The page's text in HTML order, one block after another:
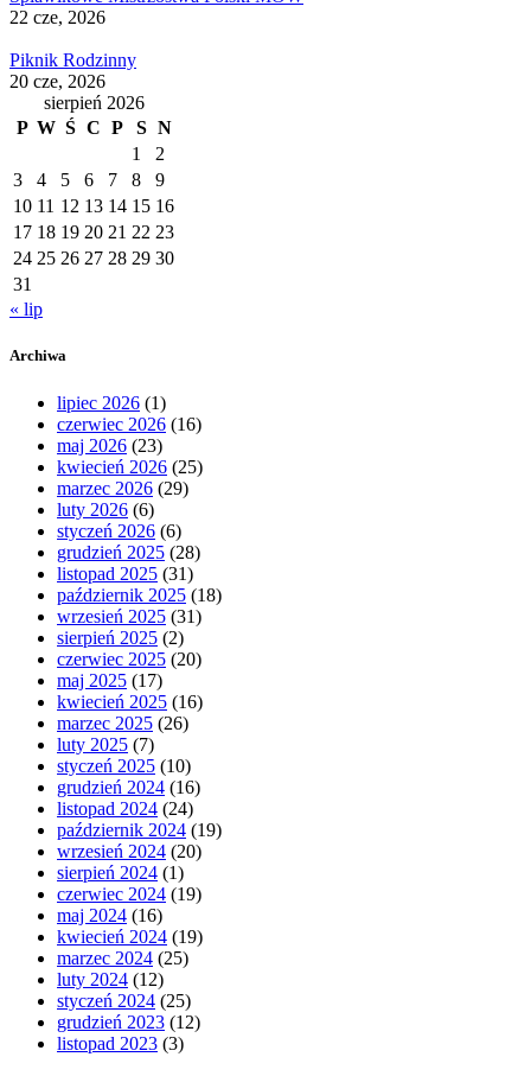
22 cze, 2026
Piknik Rodzinny
20 cze, 2026
sierpień 2026
P W Ś C P S N
1
2
3
4 5 6 7 8
9
10 11 12 13 14 15 16
17 18 19 20 21 22 23
24 25 26 27 28 29 30
31
« lip
Archiwa
lipiec 2026 (1)
czerwiec 2026 (16)
maj 2026 (23)
kwiecień 2026 (25)
marzec 2026 (29)
luty 2026 (6)
styczeń 2026 (6)
grudzień 2025 (28)
listopad 2025 (31)
październik 2025 (18)
wrzesień 2025 (31)
sierpień 2025 (2)
czerwiec 2025 (20)
maj 2025 (17)
kwiecień 2025 (16)
marzec 2025 (26)
luty 2025 (7)
styczeń 2025 (10)
grudzień 2024 (16)
listopad 2024 (24)
październik 2024 (19)
wrzesień 2024 (20)
sierpień 2024 (1)
czerwiec 2024 (19)
maj 2024 (16)
kwiecień 2024 (19)
marzec 2024 (25)
luty 2024 (12)
styczeń 2024 (25)
grudzień 2023 (12)
listopad 2023 (3)